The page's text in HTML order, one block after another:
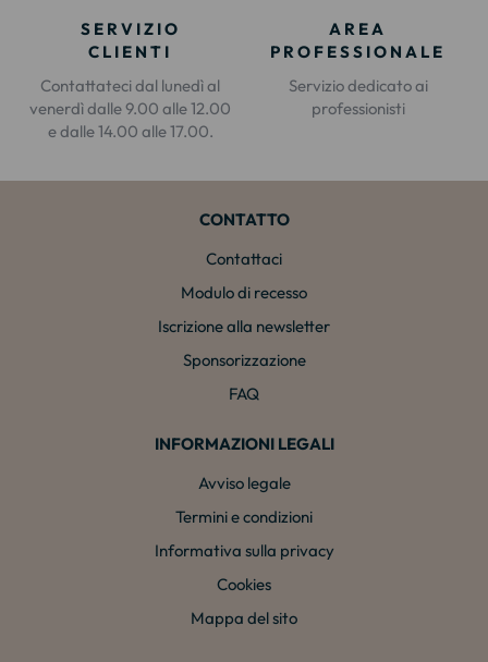
SERVIZIO
CLIENTI
Contattateci dal lunedì al
venerdì dalle 9.00 alle 12.00
e dalle 14.00 alle 17.00.
AREA
PROFESSIONALE
Servizio dedicato ai
professionisti
CONTATTO
Contattaci
Modulo di recesso
Iscrizione alla newsletter
Sponsorizzazione
FAQ
INFORMAZIONI LEGALI
Avviso legale
Termini e condizioni
Informativa sulla privacy
Cookies
Mappa del sito